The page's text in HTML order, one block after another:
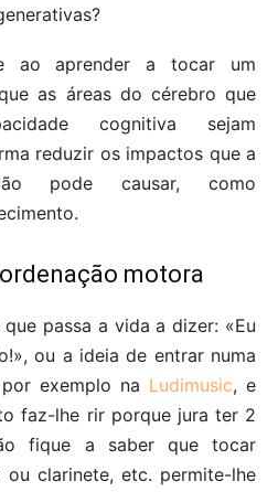
ao aprender a tocar um
as áreas do cérebro que
cognitiva sejam
reduzir os impactos que a
pode causar, como
motora
passa a vida a dizer: «Eu
ou a ideia de entrar numa
exemplo na Ludimusic, e
faz-lhe rir porque jura ter 2
fique a saber que tocar
clarinete, etc. permite-lhe